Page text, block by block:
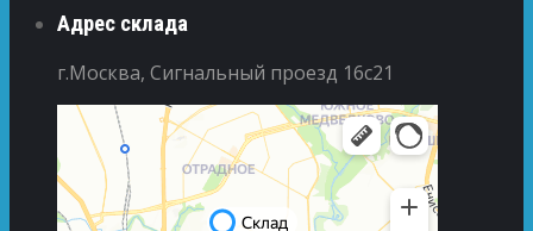
Адрес склада
г.Москва, Сигнальный проезд 16с21